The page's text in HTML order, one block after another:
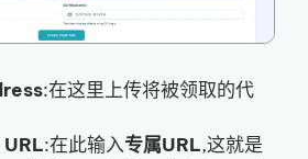
:在这里上传将被领取的代
:在此输入专属URL,这就是